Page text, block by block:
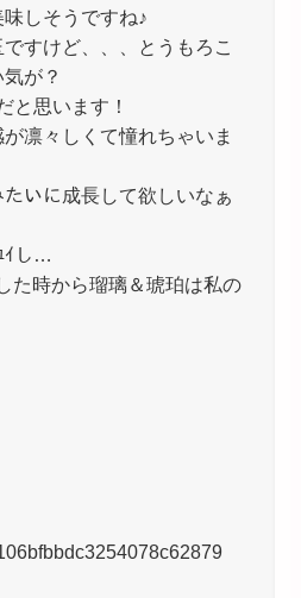
しそうですね♪
すけど、、、とうもろこ
が？
と思います！
凛々しくて憧れちゃいま
たいに成長して欲しいなぁ
ｲし…
た時から瑠璃＆琥珀は私の